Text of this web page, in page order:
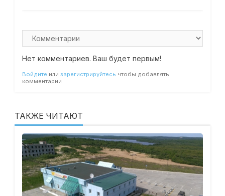
Нет комментариев. Ваш будет первым!
Войдите или зарегистрируйтесь чтобы добавлять
комментарии
ТАКЖЕ ЧИТАЮТ